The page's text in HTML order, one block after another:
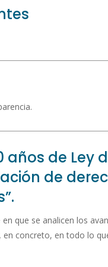
años de Ley
de
que se analicen los
concreto, en todo lo